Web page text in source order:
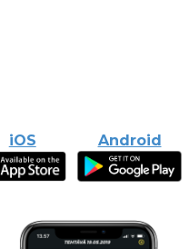
iOS Android